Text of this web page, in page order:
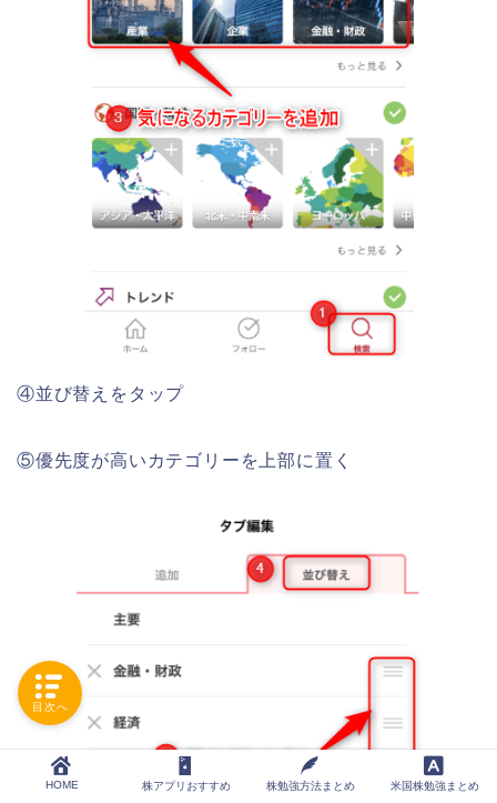
④並び替えをタップ
⑤優先度が高いカテゴリーを上部に置く
HOME 株アプリおすすめ 株勉強方法まとめ 米国株勉強まとめ
目次へ